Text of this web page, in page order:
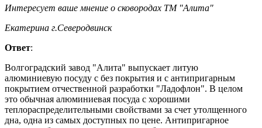
Интересует ваше мнение о сковородах ТМ "Алита"
Екатерина г.Северодвинск
Ответ:
Волгоградский завод "Алита" выпускает литую
алюминиевую посуду с без покрытия и с антипригарным
покрытием отчественной разработки "Ладофлон". В целом
это обычная алюминиевая посуда с хорошими
теплораспределительными свойствами за счет утолщенного
дна, одна из самых доступных по цене. Антипригарное